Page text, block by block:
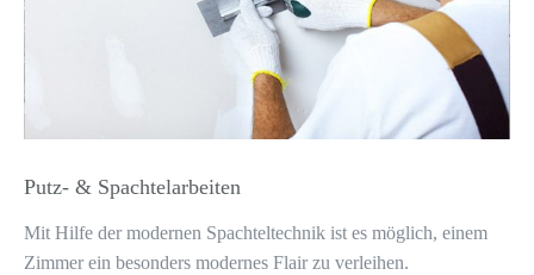
Putz- & Spachtelarbeiten
Mit Hilfe der modernen Spachteltechnik ist es möglich, einem
Zimmer ein besonders modernes Flair zu verleihen.